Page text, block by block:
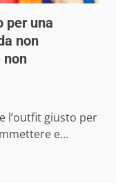
per una
non
non
l’outfit giusto per
e...